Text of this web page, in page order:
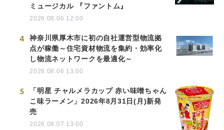
ミュージカル 『ファントム』
2026.08.06 12:00
4
神奈川県厚木市に初の自社運営型物流拠
点が稼働～住宅資材物流を集約・効率化
し物流ネットワークを最適化～
2026.08.06 13:00
5
「明星 チャルメラカップ 赤い味噌ちゃん
こ味ラーメン」2026年8月31日(月)新発
売
2026.08.07 13:00